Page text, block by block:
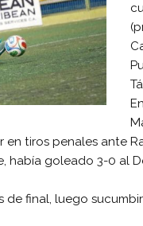
tiros penales ante
había goleado 3-0 al
final, luego